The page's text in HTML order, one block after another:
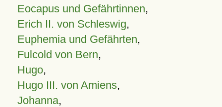
Eocapus und Gefährtinnen,
Erich II. von Schleswig,
Euphemia und Gefährten,
Fulcold von Bern,
Hugo,
Hugo III. von Amiens,
Johanna,